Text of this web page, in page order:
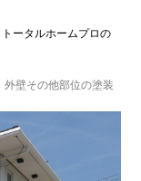
ータルホームプロの
壁その他部位の塗装